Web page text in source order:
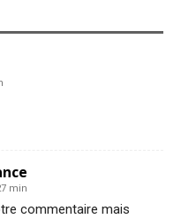
min
commentaire mais